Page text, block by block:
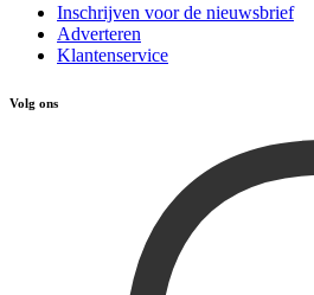
Inschrijven voor de nieuwsbrief
Adverteren
Klantenservice
Volg ons